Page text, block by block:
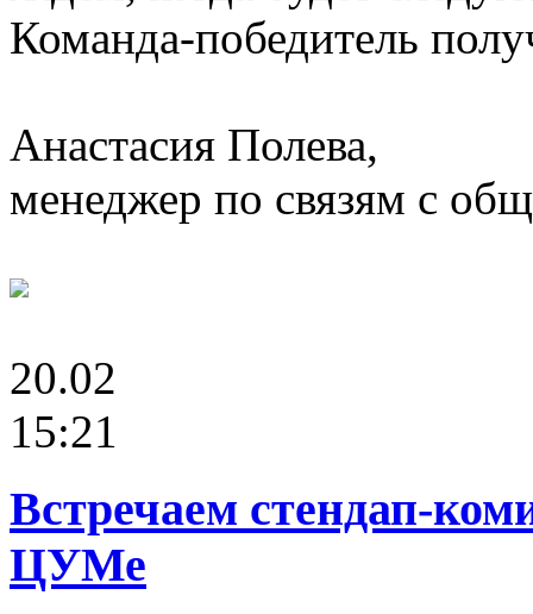
Команда-победитель
Анастасия Полева,
менеджер по связям с
20.02
15:21
Встречаем стендап-
ЦУМе